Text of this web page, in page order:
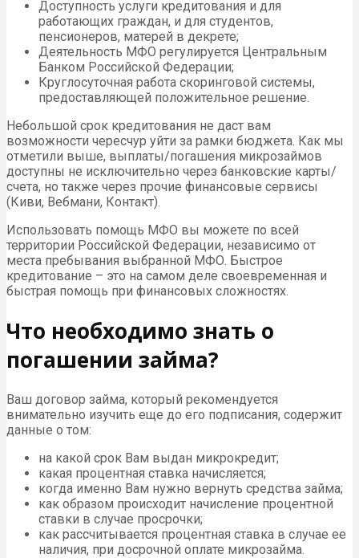
Доступность услуги кредитования и для
работающих граждан, и для студентов,
пенсионеров, матерей в декрете;
Деятельность МФО регулируется Центральным
Банком Российской Федерации;
Круглосуточная работа скоринговой системы,
предоставляющей положительное решение.
Небольшой срок кредитования не даст вам
возможности чересчур уйти за рамки бюджета. Как мы
отметили выше, выплаты/погашения микрозаймов
доступны не исключительно через банковские карты/
счета, но также через прочие финансовые сервисы
(Киви, Вебмани, Контакт).
Использовать помощь МФО вы можете по всей
территории Российской Федерации, независимо от
места пребывания выбранной МФО. Быстрое
кредитование – это на самом деле своевременная и
быстрая помощь при финансовых сложностях.
Что необходимо знать о
погашении займа?
Ваш договор займа, который рекомендуется
внимательно изучить еще до его подписания, содержит
данные о том:
на какой срок Вам выдан микрокредит;
какая процентная ставка начисляется;
когда именно Вам нужно вернуть средства займа;
как образом происходит начисление процентной
ставки в случае просрочки;
как рассчитывается процентная ставка в случае ее
наличия, при досрочной оплате микрозайма.